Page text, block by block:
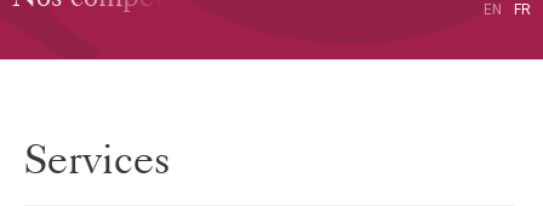
FR
EN
Services